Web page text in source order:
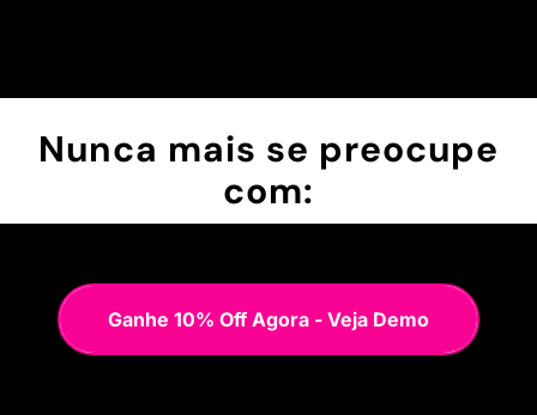
Nunca mais se preocupe
com:
Ganhe 10% Off Agora - Veja Demo